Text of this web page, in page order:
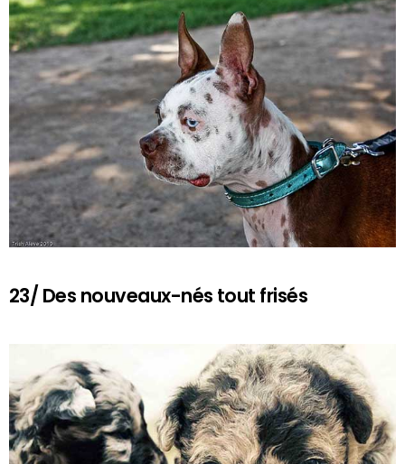
23/ Des nouveaux-nés tout frisés